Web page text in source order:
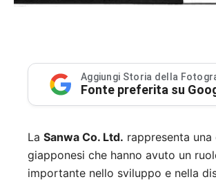
Aggiungi Storia della
Fonte preferita su
La Sanwa Co. Ltd. rappresenta una
giapponesi che hanno avuto un
importante nello sviluppo e nella